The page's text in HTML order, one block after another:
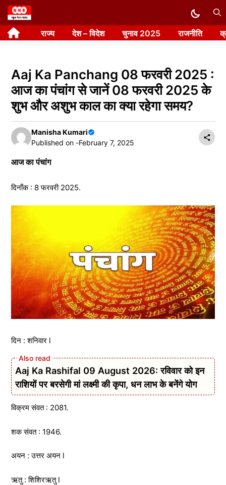
Skip
to
content राज्य देश – विदेश चुनाव 2025 राजनीति
Aaj Ka Panchang 08 फरवरी 2025 :
आज का पंचांग से जानें 08 फरवरी 2025 के
शुभ और अशुभ काल का क्या रहेगा समय?
Manisha Kumari
Published on -February 7, 2025
आज का पंचांग
दिनाँक : 8 फरवरी 2025.
दिन : शनिवार l
Aaj Ka Rashifal 09 August 2026: रविवार को इन
राशियों पर बरसेगी मां लक्ष्मी की कृपा, धन लाभ के बनेंगे योग
विक्रम संवत : 2081.
शक संवत : 1946.
अयन : उत्तर अयन l
ऋतु : शिशिरऋतु l